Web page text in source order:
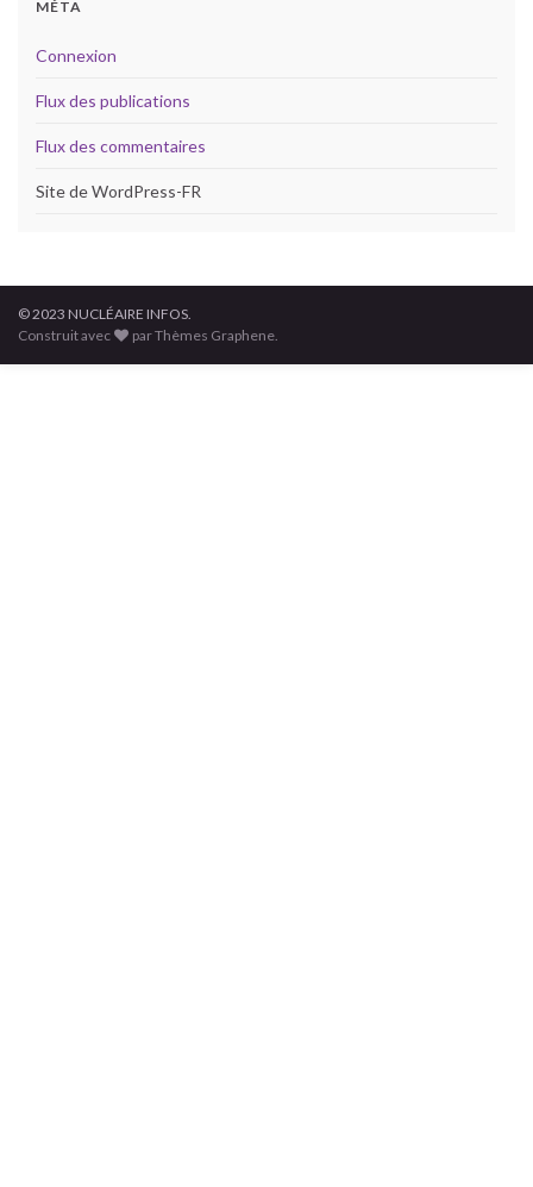
MÉTA
Connexion
Flux des publications
Flux des commentaires
Site de WordPress-FR
© 2023 NUCLÉAIRE INFOS.
Construit avec
par Thèmes Graphene.